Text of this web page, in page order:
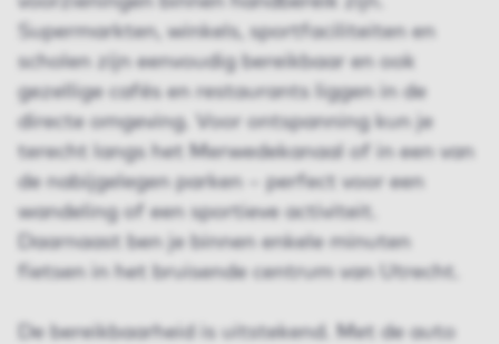
Supermarkten, winkels, sportfaciliteiten en
scholen zijn eenvoudig bereikbaar en ook
gezellige cafés en restaurants liggen in de
directe omgeving. Voor ontspanning kun je
terecht langs het Merwedekanaal of in een van
de nabijgelegen parken – perfect voor een
wandeling of een sportieve activiteit.
Daarnaast ben je binnen enkele minuten
fietsen in het bruisende centrum van Utrecht.
De bereikbaarheid is uitstekend. Met de auto